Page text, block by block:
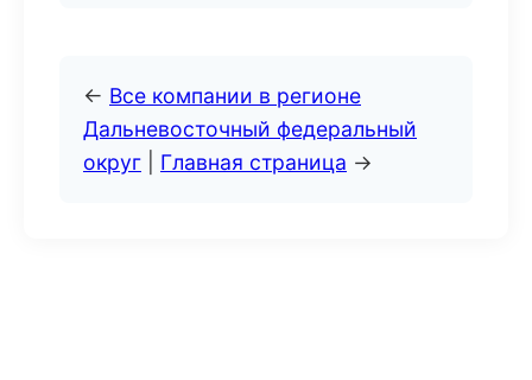
← Все компании в регионе
Дальневосточный федеральный
округ
Главная страница →